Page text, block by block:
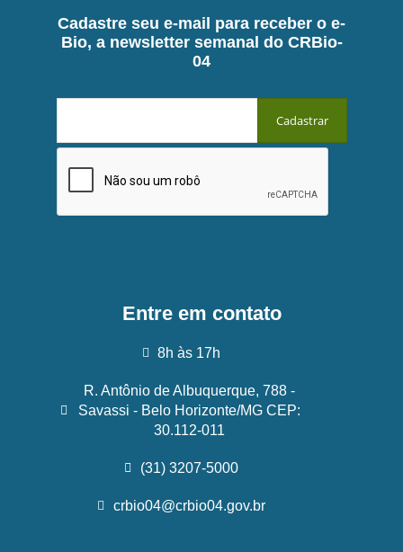
Cadastre seu e-mail para receber o e-
Bio, a newsletter semanal do CRBio-
04
Entre em contato
8h às 17h
R. Antônio de Albuquerque, 788 -
Savassi - Belo Horizonte/MG CEP:
30.112-011
(31) 3207-5000
crbio04@crbio04.gov.br